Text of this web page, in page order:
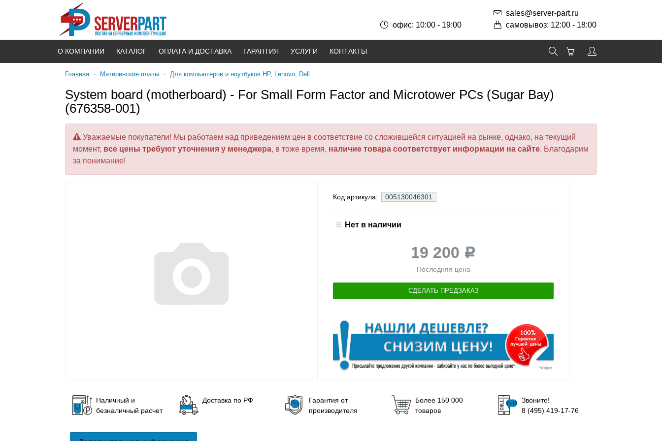
sales@server-part.ru
самовывоз: 12:00 - 18:00
офис: 10:00 - 19:00
О КОМПАНИИ КАТАЛОГ ОПЛАТА И ДОСТАВКА ГАРАНТИЯ УСЛУГИ КОНТАКТЫ
Главная - Материнские платы - Для компьютеров и ноутбуков HP, Lenovo, Dell
System board (motherboard) - For Small Form Factor and Microtower PCs (Sugar Bay)
(676358-001)
Уважаемые покупатели! Мы работаем над приведением цен в соответствие со сложившейся ситуацией на рынке, однако, на текущий
момент, все цены требуют уточнения у менеджера, в тоже время, наличие товара соответствует информации на сайте. Благодарим
за понимание!
Код артикула: 005130046301
Нет в наличии
19 200 Р
Последняя цена
СДЕЛАТЬ ПРЕДЗАКАЗ
Наличный и
безналичный расчет
Доставка по РФ
Гарантия от
производителя
Более 150 000
товаров
Звоните!
8 (495) 419-17-76